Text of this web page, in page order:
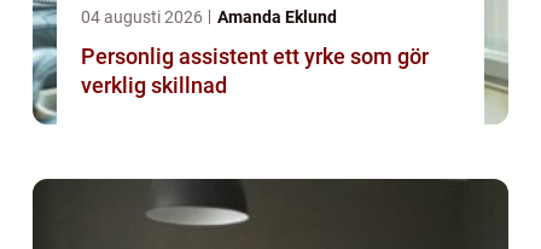
04 augusti 2026 Amanda Eklund
Personlig assistent ett yrke som gör
verklig skillnad